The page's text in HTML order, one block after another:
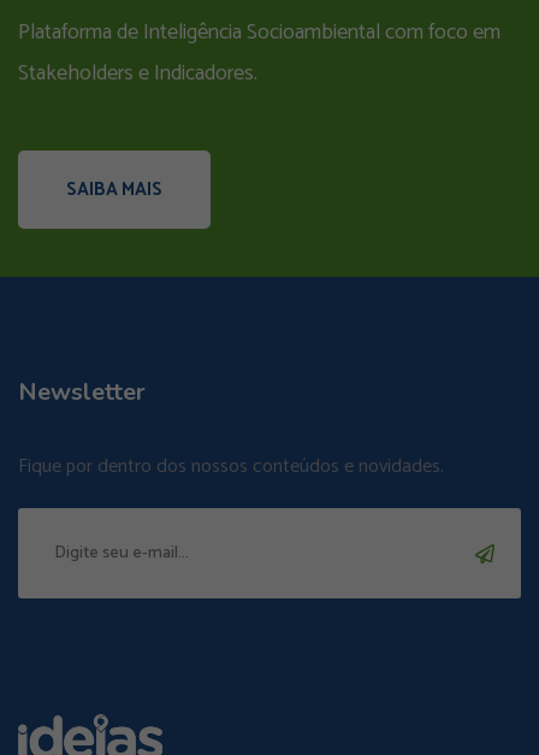
Plataforma de Inteligência Socioambiental com foco em
Stakeholders e Indicadores.
SAIBA MAIS
Newsletter
Fique por dentro dos nossos conteúdos e novidades.